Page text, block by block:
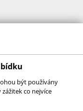
být používány
co nejvíce